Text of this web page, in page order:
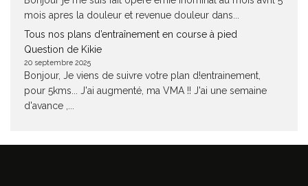
mois apres la douleur et revenue douleur dans...
Tous nos plans d’entraînement en course à pied
Question de Kikie
20 septembre 2025
Bonjour, Je viens de suivre votre plan d!entrainement,
pour 5kms... J'ai augmenté, ma VMA !! J'ai une semaine
d'avance ,...